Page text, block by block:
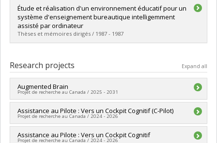
Graduate :Kabbaj, Anas
Cycle :Master's
Grade :M. Sc.
Lien vers le document dans Papyrus
Étude et réalisation d'un environnement éducatif pour un
système d'enseignement bureautique intelligemment
assisté par ordinateur
Thèses et mémoires dirigés / 1987 - 1987
Cycle :Master's
Grade :M. Sc.
Lien vers le document dans Papyrus
Research projects Expand all
Augmented Brain
Projet de recherche au Canada / 2025 - 2031
Lead researcher :Claude Frasson
Funding sources: CRSNG/Conseil de recherches en sciences
naturelles et génie du Canada (CRSNG)
Grant programs:PVX20965-(RGP) Programme de subvention à
Assistance au Pilote : Vers un Cockpit Cognitif (C-Pilot)
Projet de recherche au Canada / 2024 - 2026
Lead researcher :Roger Nkambou
Assistance au Pilote : Vers un Cockpit Cognitif
Projet de recherche au Canada / 2024 - 2026